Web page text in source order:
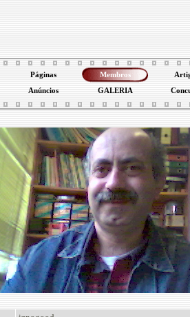
Páginas Membros
Anúncios GALERIA